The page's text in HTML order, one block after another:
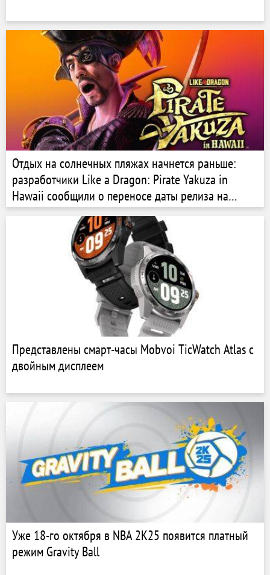
Отдых на солнечных пляжах начнется раньше:
разработчики Like a Dragon: Pirate Yakuza in
Hawaii сообщили о переносе даты релиза на
неделю раньше первоначальной
Представлены смарт-часы Mobvoi TicWatch Atlas с
двойным дисплеем
Уже 18-го октября в NBA 2K25 появится платный
режим Gravity Ball